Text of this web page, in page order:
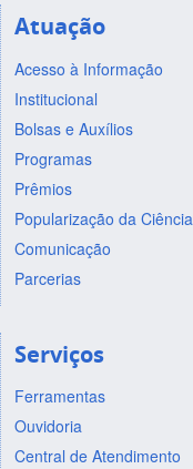
Atuação
Acesso à Informação
Institucional
Bolsas e Auxílios
Programas
Prêmios
Popularização da Ciência
Comunicação
Parcerias
Serviços
Ferramentas
Ouvidoria
Central de Atendimento